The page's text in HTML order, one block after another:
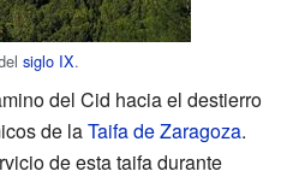
siglo IX.
del Cid hacia el destierro
de laTaifa de Zaragoza.
de esta taifa durante